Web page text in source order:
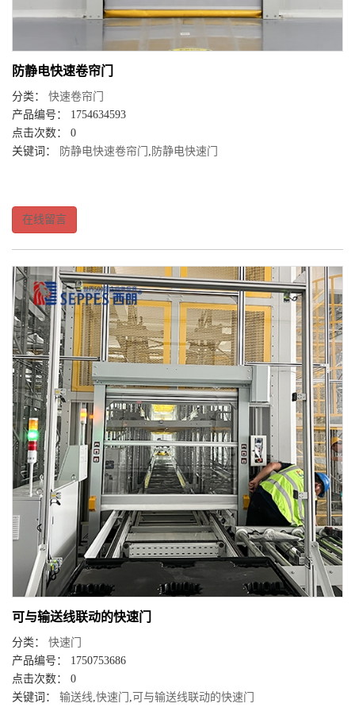
防静电快速卷帘门
分类： 快速卷帘门
产品编号： 1754634593
点击次数： 0
关键词：
防静电快速卷帘门 防静电快速门
在线留言
可与输送线联动的快速门
分类： 快速门
产品编号： 1750753686
点击次数： 0
关键词： 输送线 快速门 可与输送线联动的快速门